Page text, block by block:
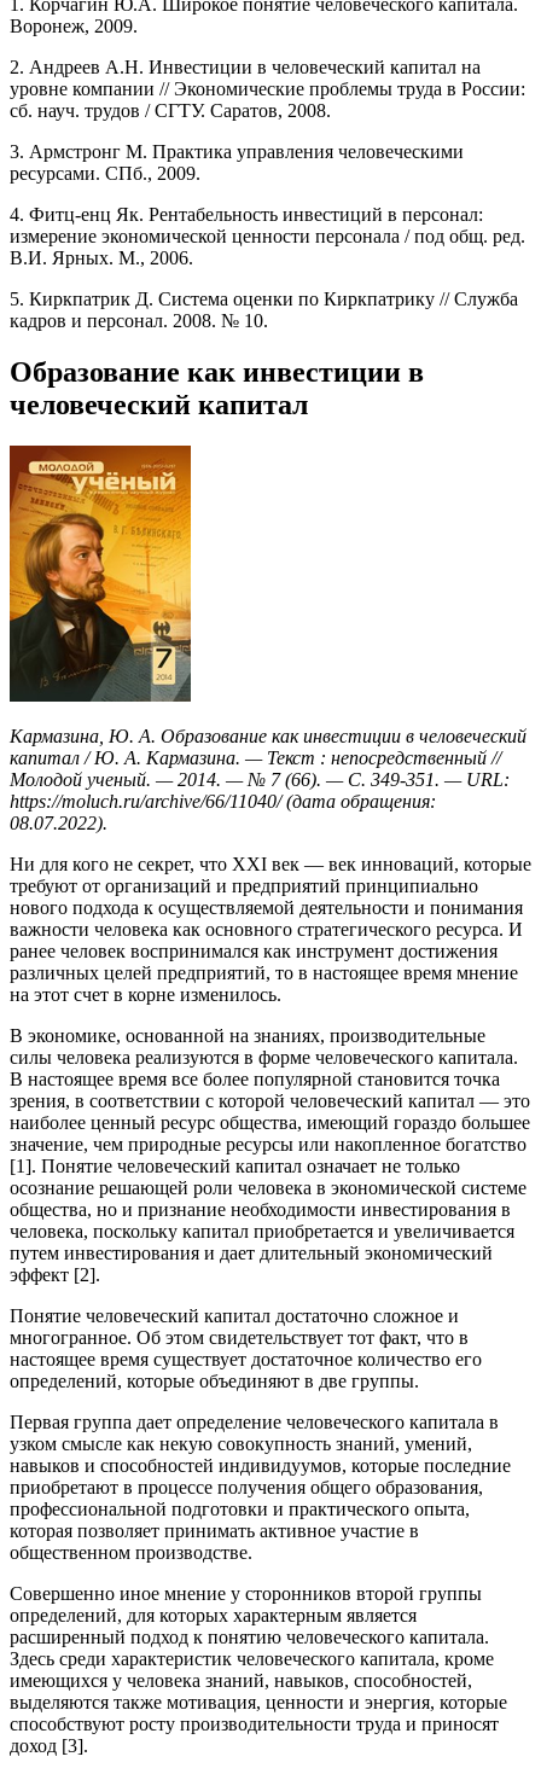
1. Корчагин Ю.А. Широкое понятие человеческого капитала.
Воронеж, 2009.
2. Андреев А.Н. Инвестиции в человеческий капитал на
уровне компании // Экономические проблемы труда в России:
сб. науч. трудов / СГТУ. Саратов, 2008.
3. Армстронг М. Практика управления человеческими
ресурсами. СПб., 2009.
4. Фитц-енц Як. Рентабельность инвестиций в персонал:
измерение экономической ценности персонала / под общ. ред.
В.И. Ярных. М., 2006.
5. Киркпатрик Д. Система оценки по Киркпатрику // Служба
кадров и персонал. 2008. № 10.
Образование как инвестиции в
человеческий капитал
Кармазина, Ю. А. Образование как инвестиции в человеческий
капитал / Ю. А. Кармазина. — Текст : непосредственный //
Молодой ученый. — 2014. — № 7 (66). — С. 349-351. — URL:
https://moluch.ru/archive/66/11040/ (дата обращения:
08.07.2022).
Ни для кого не секрет, что XXI век — век инноваций, которые
требуют от организаций и предприятий принципиально
нового подхода к осуществляемой деятельности и понимания
важности человека как основного стратегического ресурса. И
ранее человек воспринимался как инструмент достижения
различных целей предприятий, то в настоящее время мнение
на этот счет в корне изменилось.
В экономике, основанной на знаниях, производительные
силы человека реализуются в форме человеческого капитала.
В настоящее время все более популярной становится точка
зрения, в соответствии с которой человеческий капитал — это
наиболее ценный ресурс общества, имеющий гораздо большее
значение, чем природные ресурсы или накопленное богатство
[1]. Понятие человеческий капитал означает не только
осознание решающей роли человека в экономической системе
общества, но и признание необходимости инвестирования в
человека, поскольку капитал приобретается и увеличивается
путем инвестирования и дает длительный экономический
эффект [2].
Понятие человеческий капитал достаточно сложное и
многогранное. Об этом свидетельствует тот факт, что в
настоящее время существует достаточное количество его
определений, которые объединяют в две группы.
Первая группа дает определение человеческого капитала в
узком смысле как некую совокупность знаний, умений,
навыков и способностей индивидуумов, которые последние
приобретают в процессе получения общего образования,
профессиональной подготовки и практического опыта,
которая позволяет принимать активное участие в
общественном производстве.
Совершенно иное мнение у сторонников второй группы
определений, для которых характерным является
расширенный подход к понятию человеческого капитала.
Здесь среди характеристик человеческого капитала, кроме
имеющихся у человека знаний, навыков, способностей,
выделяются также мотивация, ценности и энергия, которые
способствуют росту производительности труда и приносят
доход [3].